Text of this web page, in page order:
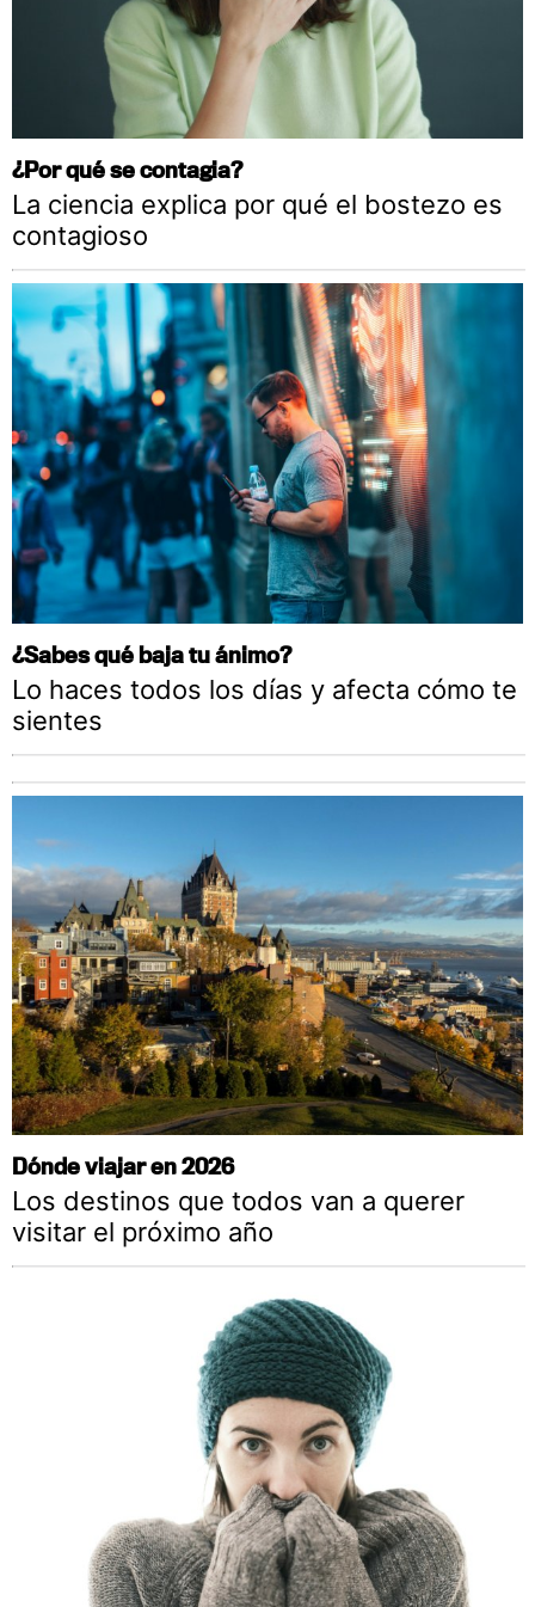
¿Por qué se contagia?
La ciencia explica por qué el bostezo es
contagioso
¿Sabes qué baja tu ánimo?
Lo haces todos los días y afecta cómo te
sientes
Dónde viajar en 2026
Los destinos que todos van a querer
visitar el próximo año